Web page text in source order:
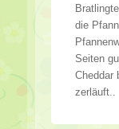
die
Seiten
Cheddar
zerläuft..